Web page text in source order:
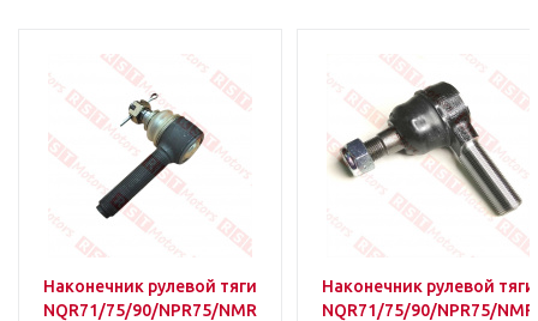
Наконечник рулевой тяги
NQR71/75/90/NPR75/NMR85
Наконечник рулевой тяги
NQR71/75/90/NPR75/